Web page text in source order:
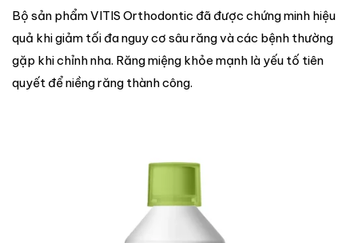
Bộ sản phẩm VITIS Orthodontic đã được chứng minh hiệu
quả khi giảm tối đa nguy cơ sâu răng và các bệnh thường
gặp khi chỉnh nha. Răng miệng khỏe mạnh là yếu tố tiên
quyết để niềng răng thành công.